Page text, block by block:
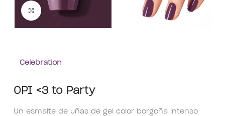
Clic para ampliar
Celebration
OPI <3 to Party
Un esmalte de uñas de gel color borgoña intenso